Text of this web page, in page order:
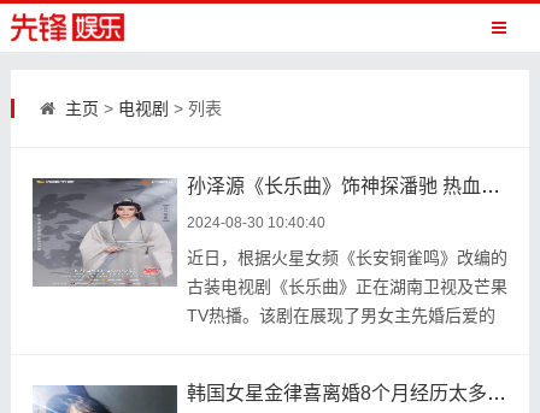
主页 > 电视剧 > 列表
孙泽源《长乐曲》饰神探潘驰 热血追寻案件真相
2024-08-30 10:40:40
近日，根据火星女频《长安铜雀鸣》改编的
古装电视剧《长乐曲》正在湖南卫视及芒果
TV热播。该剧在展现了男女主先婚后爱的
韩国女星金律喜离婚8个月经历太多谩骂 感叹单身真好